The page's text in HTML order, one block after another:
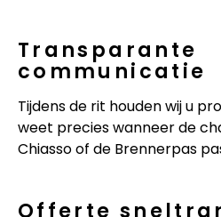
Transparante
communicatie
Tijdens de rit houden wij u
weet precies wanneer de
Chiasso of de Brennerpas
Offerte